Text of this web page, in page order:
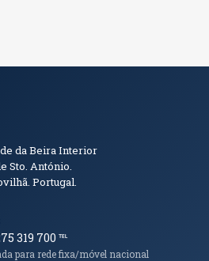
de
da Beira Interior
Sto. António.
Portugal.
319 700 ℡
para rede fixa/móvel nacional